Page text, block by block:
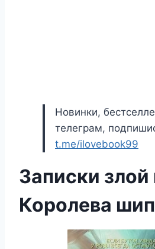
Новинки,
телеграм,
t.me/ilovebook99
Записки
Королева